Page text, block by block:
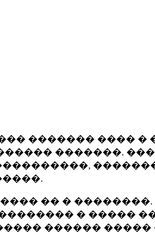
������� ���� �
�������.
�� �
� �����
������